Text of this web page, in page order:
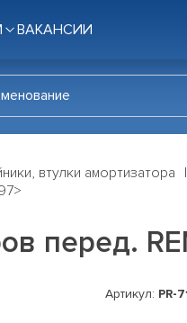
ВАКАНСИИ
втулки амортизатора
перед.
Артикул: PR-